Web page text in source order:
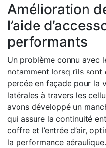
Amélioration
l’aide
performants
Un problème connu avec
notamment lorsqu’ils
percée en façade pour la
latérales à travers les
avons développé un
qui assure la continuité
coffre et l’entrée d’air,
la performance